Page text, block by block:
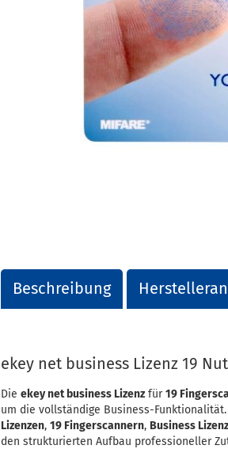
Beschreibung
ekey net business Lizenz 19
Die ekey net business Lizenz für19
um die vollständige Business-
Lizenzen, 19 Fingerscannern, Business Lizenz
den strukturierten Aufbau professioneller